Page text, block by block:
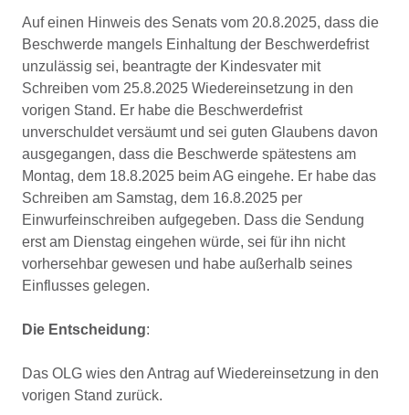
Auf einen Hinweis des Senats vom 20.8.2025, dass die
Beschwerde mangels Einhaltung der Beschwerdefrist
unzulässig sei, beantragte der Kindesvater mit
Schreiben vom 25.8.2025 Wiedereinsetzung in den
vorigen Stand. Er habe die Beschwerdefrist
unverschuldet versäumt und sei guten Glaubens davon
ausgegangen, dass die Beschwerde spätestens am
Montag, dem 18.8.2025 beim AG eingehe. Er habe das
Schreiben am Samstag, dem 16.8.2025 per
Einwurfeinschreiben aufgegeben. Dass die Sendung
erst am Dienstag eingehen würde, sei für ihn nicht
vorhersehbar gewesen und habe außerhalb seines
Einflusses gelegen.
Die Entscheidung:
Das OLG wies den Antrag auf Wiedereinsetzung in den
vorigen Stand zurück.